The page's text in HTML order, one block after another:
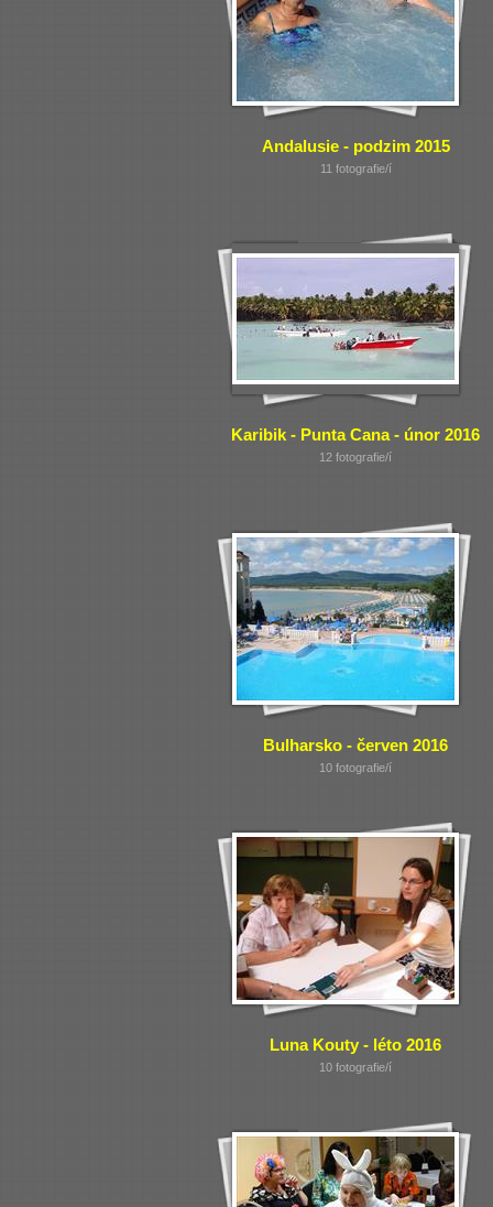
Andalusie - podzim 2015
11 fotografie/í
Karibik - Punta Cana - únor 2016
12 fotografie/í
Bulharsko - červen 2016
10 fotografie/í
Luna Kouty - léto 2016
10 fotografie/í